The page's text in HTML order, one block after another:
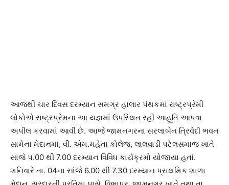
આજથી ચાર દિવસ દરમ્યાન સમગ્ર હાલાર પંથકમાં રાષ્ટ્રપ્રેમી
લોકોએ રાષ્ટ્રપ્રેમના આ યજ્ઞમાં ઉપસ્થિત રહી આહૂતિ આપવા
અપીલ કરવામાં આવી છે. આજે જામનગરના સરલાબેન ત્રિવેદી ભવન
સામેના મેદાનમાં, વી. એમ.મહેતા કોલેજ, લાલવાડી પટેલસમાજ ખાતે
સાંજે પ.00 થી 7.00 દરમ્યાન વિવિધ કાર્યક્રમો યોજાયા હતાં.
શનિવારે તા. 04ના સાંજે 6.00 થી 7.30 દરમ્યાન પ્રાથમિક શાળા